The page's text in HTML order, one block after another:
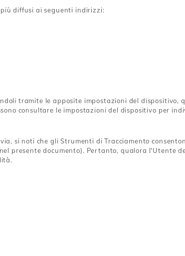
diffusi ai seguenti indirizzi:
tramite le apposite impostazioni del dispositivo,
consultare le impostazioni del dispositivo per
si noti che gli Strumenti di Tracciamento
presente documento). Pertanto, qualora l'Utente